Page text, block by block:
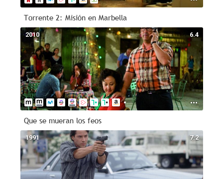
Torrente 2: Misión en Marbella
6.4
2010
Que se mueran los feos
7.2
1991